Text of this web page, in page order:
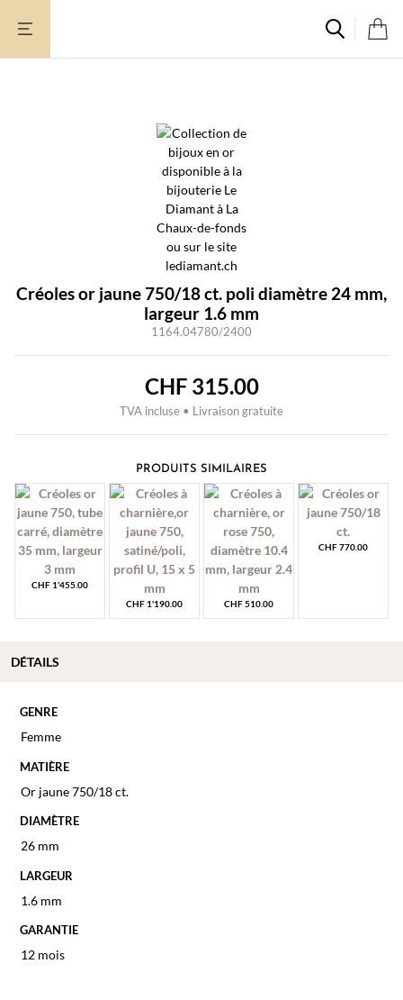
Créoles or jaune 750/18 ct. poli diamètre 24 mm,
largeur 1.6 mm
1164.04780/2400
CHF315.00
TVA incluse • Livraison gratuite
PRODUITS SIMILAIRES
CHF 1'455.00
CHF 1'190.00 CHF510.00
CHF770.00
GENRE
Femme
MATIÈRE
Or jaune 750/18 ct.
DIAMÈTRE
26 mm
LARGEUR
1.6 mm
GARANTIE
12 mois
DÉTAILS